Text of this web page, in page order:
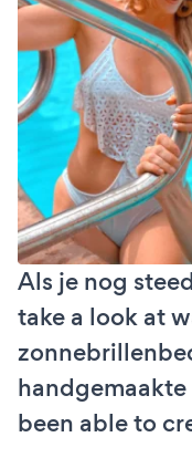
Als je nog
take a look at
been able to